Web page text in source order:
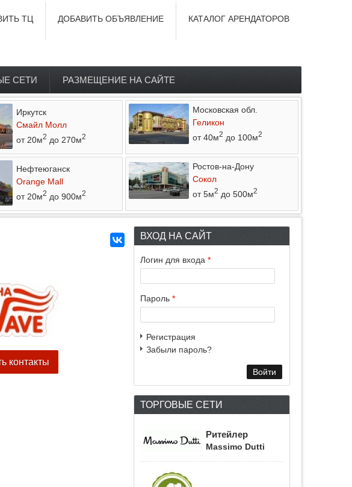
КАТАЛОГ АРЕНДАТОРОВ
ДОБАВИТЬ ОБЪЯВЛЕНИЕ
ТЦ
СЕТИ РАЗМЕЩЕНИЕ НА САЙТЕ
Иркутск
Смайл Молл
от 20м2 до 270м2
Московская обл.
Геликон
от 40м2 до 100м2
Нефтеюганск
Orange Mall
от 20м2 до 900м2
Ростов-на-Дону
Сокол
от 5м2 до 500м2
контакты
ВХОД НА САЙТ
Логин для входа *
Пароль *
Регистрация
Забыли пароль?
ТОРГОВЫЕ СЕТИ
Ритейлер
Massimo Dutti